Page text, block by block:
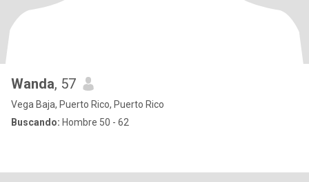
Wanda, 57
Vega Baja, Puerto Rico, Puerto Rico
Buscando: Hombre 50 - 62